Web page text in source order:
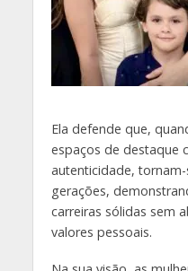
Ela defende que,
espaços de destaque
autenticidade,
gerações,
carreiras sólidas sem
valores pessoais.